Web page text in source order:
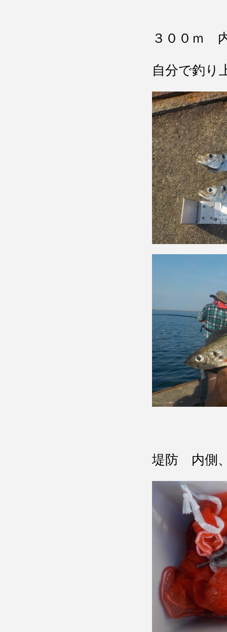
３００ｍ
自分で釣り
堤防 内側